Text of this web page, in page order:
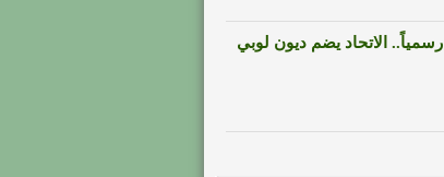
رسمياً.. الاتحاد يضم ديون لوبي